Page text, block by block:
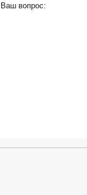
Ваш вопрос: